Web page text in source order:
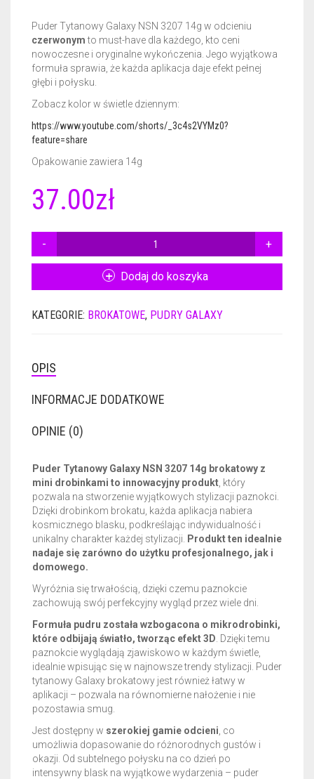
GEL BASE 50ML
ACTIVATOR 50ML
ACTIVATOR POWER 50ML
GEL TOP 50ML
NAIL PREP 15ML
GEL BASE 15ML
GEL BASE + GEL TOP 15ML
GEL BASE DO ZDOBIEŃ 15ML
ACTIVATOR POWER 15ML
BRUSH SAVER 15ML
CERTYFIKATY DERMATOLOGICZNE
AKCESORIA
RÓŻNE AKCESORIA
FREZY
GADŻETY REKLAMOWE
PLAKAT
Puder Tytanowy Galaxy NSN 3207 14g w odcieniu
czerwonymto must-have dla każdego, kto ceni
nowoczesne i oryginalne wykończenia. Jego wyjątkowa
formuła sprawia, że każda aplikacja daje efekt pełnej
głębi i połysku.
Zobacz kolor w świetle dziennym:
https://www.youtube.com/shorts/_3c4s2VYMz0?
feature=share
Opakowanie zawiera 14g
37.00zł
PUDER
3207
Dodaj do koszyka
KATEGORIE: BROKATOWE, PUDRY GALAXY
OPIS
INFORMACJE DODATKOWE
OPINIE (0)
Puder Tytanowy Galaxy NSN 3207 14g brokatowy z
mini drobinkami to innowacyjny produkt , który
pozwala na stworzenie wyjątkowych stylizacji paznokci.
Dzięki drobinkom brokatu, każda aplikacja nabiera
kosmicznego blasku, podkreślając indywidualność i
unikalny charakter każdej stylizacji.
Produkt ten idealnie
nadaje się zarówno do użytku profesjonalnego, jak i
domowego.
Wyróżnia się trwałością, dzięki czemu paznokcie
zachowują swój perfekcyjny wygląd przez wiele dni.
Formuła pudru została wzbogacona o mikrodrobinki,
które odbijają światło, tworząc efekt 3D . Dzięki temu
paznokcie wyglądają zjawiskowo w każdym świetle,
idealnie wpisując się w najnowsze trendy stylizacji. Puder
tytanowy Galaxy brokatowy jest również łatwy w
aplikacji – pozwala na równomierne nałożenie i nie
pozostawia smug.
Jest dostępny w szerokiej gamie odcieni , co
umożliwia dopasowanie do różnorodnych gustów i
okazji. Od subtelnego połysku na co dzień po
intensywny blask na wyjątkowe wydarzenia – puder